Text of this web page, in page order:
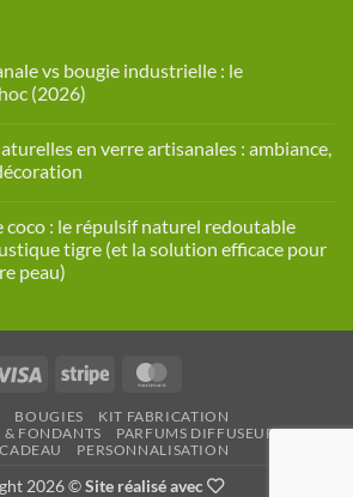
vs bougie industrielle : le
(2026)
en verre artisanales : ambiance,
coco : le répulsif naturel redoutable
tigre (et la solution efficace pour
peau)
Visa Stripe
BOUGIES
KIT FABRICATION
& FONDANTS
PARFUMS DIFFUSEURS
PERSONNALISATION
2026 ©Site réalisé avec